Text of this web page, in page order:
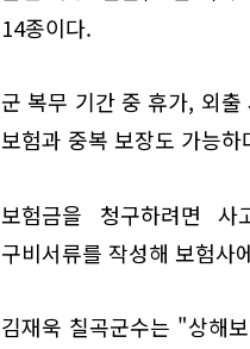
14종이다.
군 복무 기간 중 휴가, 외
보험과 중복 보장도 가능하
보험금을 청구하려면
구비서류를 작성해 보험사
김재욱 칠곡군수는 "상해